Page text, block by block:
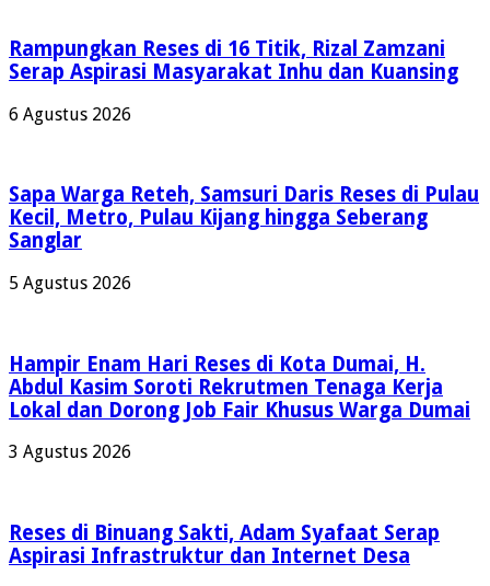
Rampungkan Reses di 16 Titik, Rizal Zamzani
Serap Aspirasi Masyarakat Inhu dan Kuansing
6 Agustus 2026
Sapa Warga Reteh, Samsuri Daris Reses di Pulau
Kecil, Metro, Pulau Kijang hingga Seberang
Sanglar
5 Agustus 2026
Hampir Enam Hari Reses di Kota Dumai, H.
Abdul Kasim Soroti Rekrutmen Tenaga Kerja
Lokal dan Dorong Job Fair Khusus Warga Dumai
3 Agustus 2026
Reses di Binuang Sakti, Adam Syafaat Serap
Aspirasi Infrastruktur dan Internet Desa